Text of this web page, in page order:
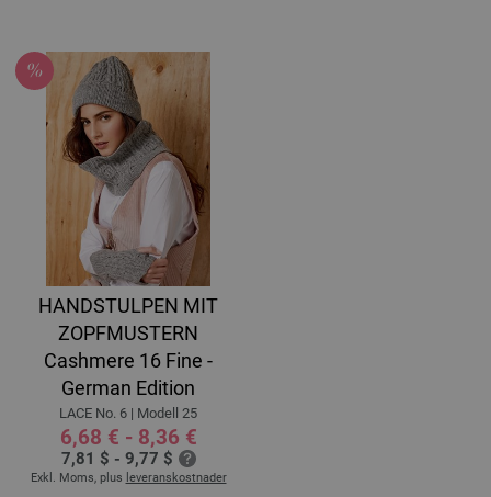
HANDSTULPEN MIT
ZOPFMUSTERN
Cashmere 16 Fine -
German Edition
LACE No. 6 | Modell 25
6,68 € - 8,36 €
7,81 $ - 9,77 $
Exkl. Moms, plus leveranskostnader